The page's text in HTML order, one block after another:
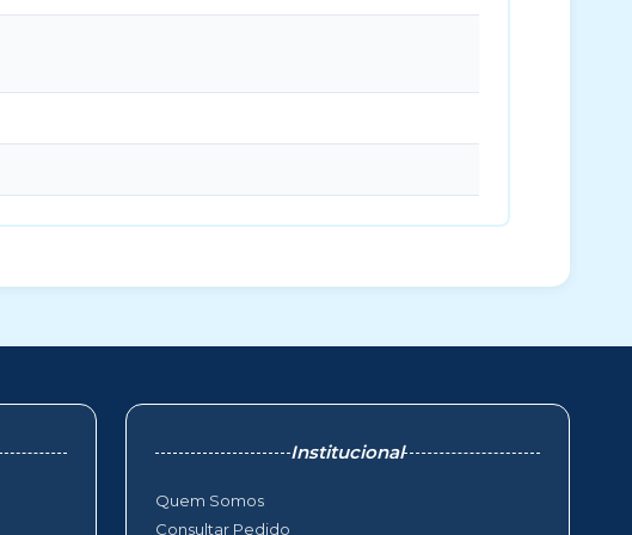
Institucional
Quem Somos
Consultar Pedido